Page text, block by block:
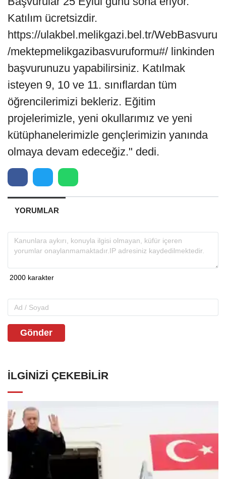
Katılım ücretsizdir.
https://ulakbel.melikgazi.bel.tr/WebBasvuru
/mektepmelikgazibasvuruformu#/ linkinden
başvurunuzu yapabilirsiniz. Katılmak
isteyen 9, 10 ve 11. sınıflardan tüm
öğrencilerimizi bekleriz. Eğitim
projelerimizle, yeni okullarımız ve yeni
kütüphanelerimizle gençlerimizin yanında
olmaya devam edeceğiz." dedi.
YORUMLAR
Gönder
İLGINIZI ÇEKEBILIR